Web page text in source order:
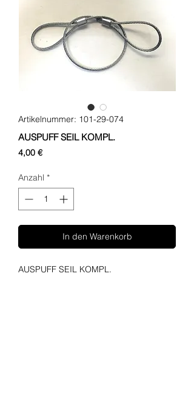
Artikelnummer: 101-29-074
AUSPUFF SEIL KOMPL.
4,00 €Preis
Anzahl *
In den Warenkorb
AUSPUFF SEIL KOMPL.